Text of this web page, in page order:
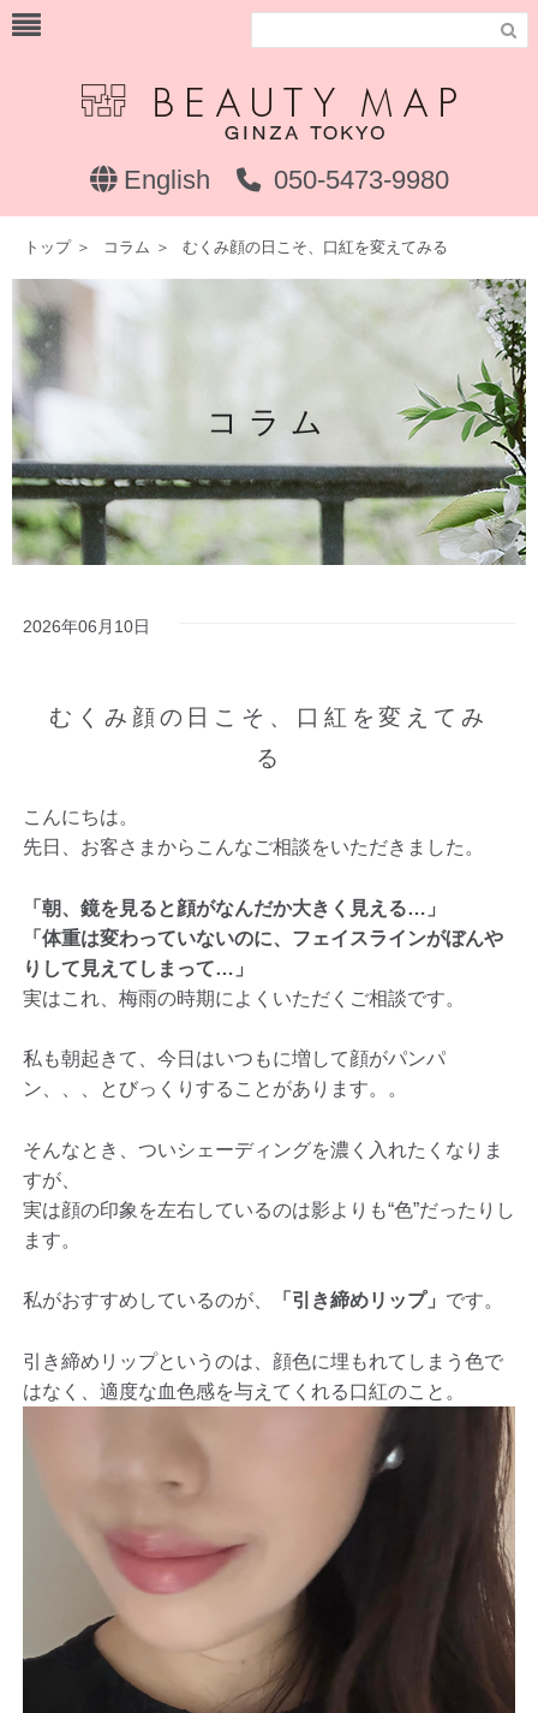

English 050-5473-9980
トップ＞ コラム ＞ むくみ顔の日こそ、口紅を変えてみる
コラム
2026年06月10日
むくみ顔の日こそ、口紅を変えてみ
る
こんにちは。
先日、お客さまからこんなご相談をいただきました。
「朝、鏡を見ると顔がなんだか大きく見える…」
「体重は変わっていないのに、フェイスラインがぼんや
りして見えてしまって…」
実はこれ、梅雨の時期によくいただくご相談です。
私も朝起きて、今日はいつもに増して顔がパンパ
ン、、、とびっくりすることがあります。。
そんなとき、ついシェーディングを濃く入れたくなりま
すが、
実は顔の印象を左右しているのは影よりも“色”だったりし
ます。
私がおすすめしているのが、 「引き締めリップ」 です。
引き締めリップというのは、顔色に埋もれてしまう色で
はなく、適度な血色感を与えてくれる口紅のこと。